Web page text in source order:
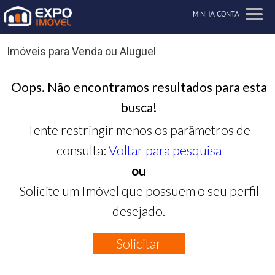
MINHA CONTA
Imóveis para Venda ou Aluguel
Oops. Não encontramos resultados para esta
busca!
Tente restringir menos os parâmetros de
consulta: Voltar para pesquisa
ou
Solicite um Imóvel que possuem o seu perfil
desejado.
Solicitar